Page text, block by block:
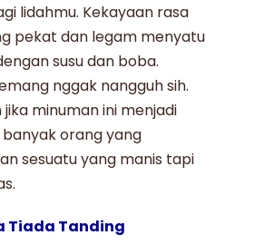
lidahmu. Kekayaan rasa
pekat dan legam menyatu
susu dan boba.
nggak nangguh sih.
minuman ini menjadi
orang yang
sesuatu yang manis tapi
Tiada Tanding